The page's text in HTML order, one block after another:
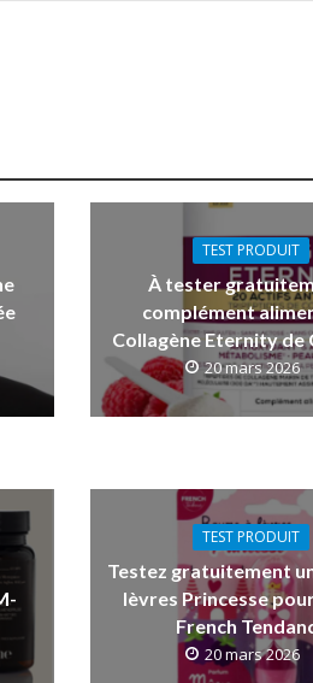
TEST PRODUIT
À tester
complément
Collagène Eternity de
20 mars 2026
TEST PRODUIT
Testez gratuitement
lèvres Princesse
French
20 mars 2026